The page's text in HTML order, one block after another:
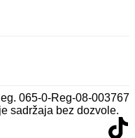
065-0-Reg-08-003767
sadržaja bez dozvole.